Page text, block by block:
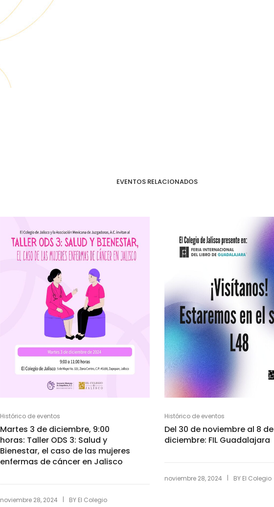
EVENTOS RELACIONADOS
Histórico de eventos
Martes 3 de diciembre, 9:00
horas: Taller ODS 3: Salud y
Bienestar, el caso de las mujeres
enfermas de cáncer en Jalisco
noviembre 28, 2024 | BY El Colegio
Histórico de eventos
Del 30 de noviembre al 8 de
diciembre: FIL Guadalajara
noviembre 28, 2024 | BY El Colegio